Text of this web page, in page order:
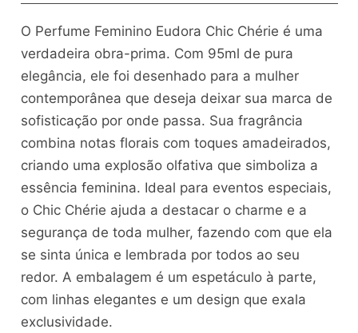
O Perfume Feminino Eudora Chic Chérie é uma
verdadeira obra-prima. Com 95ml de pura
elegância, ele foi desenhado para a mulher
contemporânea que deseja deixar sua marca de
sofisticação por onde passa. Sua fragrância
combina notas florais com toques amadeirados,
criando uma explosão olfativa que simboliza a
essência feminina. Ideal para eventos especiais,
o Chic Chérie ajuda a destacar o charme e a
segurança de toda mulher, fazendo com que ela
se sinta única e lembrada por todos ao seu
redor. A embalagem é um espetáculo à parte,
com linhas elegantes e um design que exala
exclusividade.